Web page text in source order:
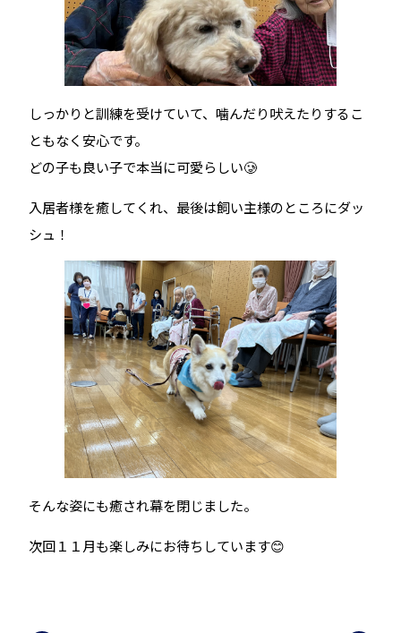
しっかりと訓練を受けていて、噛んだり吠えたりするこ
ともなく安心です。
どの子も良い子で本当に可愛らしい🥲
入居者様を癒してくれ、最後は飼い主様のところにダッ
シュ！
そんな姿にも癒され幕を閉じました。
次回１１月も楽しみにお待ちしています😊